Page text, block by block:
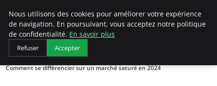
LECFCM
Accueil
Entreprise & Entrepreneuriat
Comment se différencier sur un marché saturé en 2024
Nous utilisons des cookies pour améliorer votre expérience
de navigation. En poursuivant, vous acceptez notre politique
de confidentialité. En savoir plus
Refuser Accepter